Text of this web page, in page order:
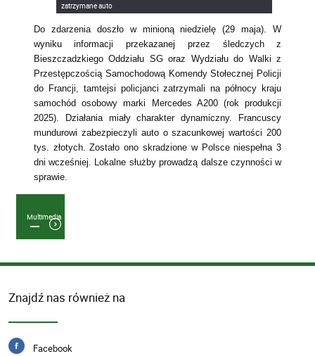
zatrzymane auto
Do zdarzenia doszło w minioną niedzielę (29 maja). W
wyniku informacji przekazanej przez śledczych z
Bieszczadzkiego Oddziału SG oraz Wydziału do Walki z
Przestępczością Samochodową Komendy Stołecznej Policji
do Francji, tamtejsi policjanci zatrzymali na północy kraju
samochód osobowy marki Mercedes A200 (rok produkcji
2025). Działania miały charakter dynamiczny. Francuscy
mundurowi zabezpieczyli auto o szacunkowej wartości 200
tys. złotych. Zostało ono skradzione w Polsce niespełna 3
dni wcześniej. Lokalne służby prowadzą dalsze czynności w
sprawie.
Multimedia
Znajdź nas również na
Facebook